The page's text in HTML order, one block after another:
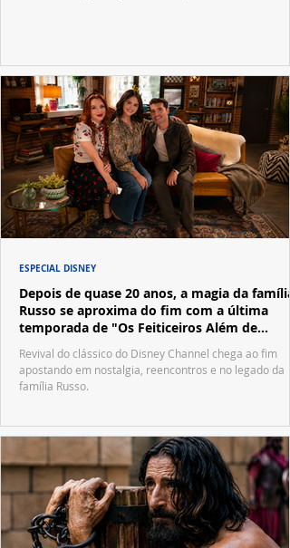
Depois de quase 20 anos, a magia da família
Russo se aproxima do fim com a última
temporada de "Os Feiticeiros Além de
Waverly Place"
Revival do clássico do Disney Channel chega ao fim
apostando em nostalgia, reencontros e no legado da
família Russo.
ESPECIAL DISNEY